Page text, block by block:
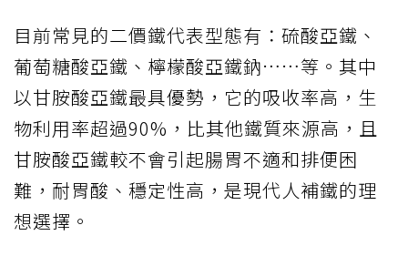
目前常見的二價鐵代表型態有：硫酸亞鐵、
葡萄糖酸亞鐵、檸檬酸亞鐵鈉……等。其中
以甘胺酸亞鐵最具優勢，它的吸收率高，生
物利用率超過90%，比其他鐵質來源高，且
甘胺酸亞鐵較不會引起腸胃不適和排便困
難，耐胃酸、穩定性高，是現代人補鐵的理
想選擇。